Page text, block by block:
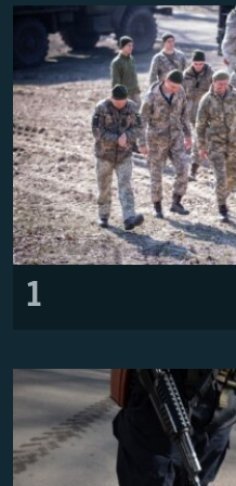
ВІДЕОУРОКИ «ELIFBE»
СВІДЧЕННЯ ОКУПАЦІЇ
УКРАЇНСЬКА ПРОБЛЕМА КРИМУ
ІНФОГРАФІКА
Русский
Qırımtatar
ДОЛУЧАЙСЯ!
Усі сайти RFE/RL
1